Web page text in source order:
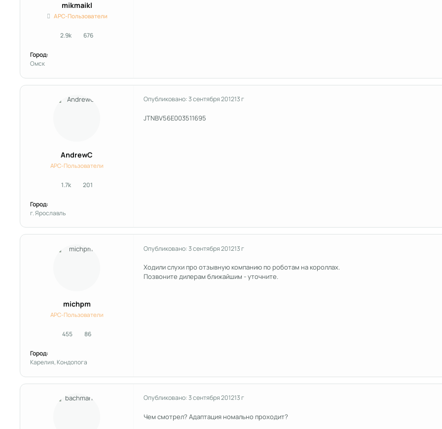
mikmaikl
APC-Пользователи
2.9kсообщения
676Репутация
Город:
Омск
AndrewC
APC-Пользователи
1.7kсообщения
201Репутация
Город:
г. Ярославль
Опубликовано:3 сентября 201213 г
JTNBV56E003511695
michpm
APC-Пользователи
455сообщения
86Репутация
Город:
Карелия, Кондопога
Опубликовано:3 сентября 201213 г
Ходили слухи про отзывную компанию по роботам на короллах.
Позвоните дилерам ближайшим - уточните.
Опубликовано:3 сентября 201213 г
Чем смотрел? Адаптация номально проходит?